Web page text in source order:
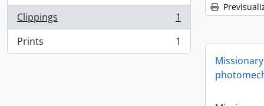
Clippings
, 1 resultados
1
Prints
, 1 resultados 1